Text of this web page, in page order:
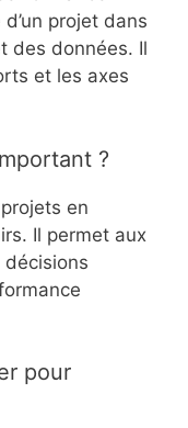
projet dans
des données. Il
et les axes
?
en
Il permet aux
pour